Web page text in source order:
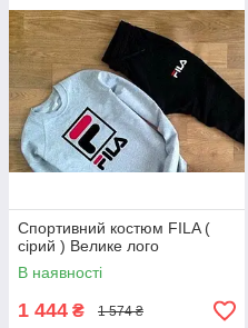
Спортивний костюм FILA (
сірий ) Велике лого
В наявності
1 444 ₴ 1 574 ₴